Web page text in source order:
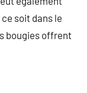
soit dans le
bougies offrent